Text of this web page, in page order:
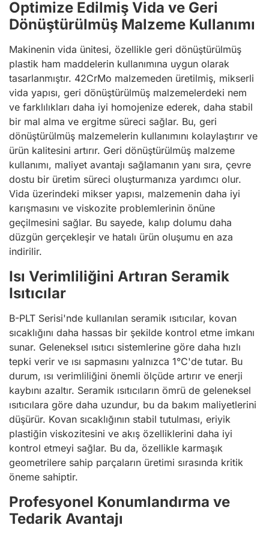
Optimize Edilmiş Vida ve Geri
Dönüştürülmüş Malzeme Kullanımı
Makinenin vida ünitesi, özellikle geri dönüştürülmüş
plastik ham maddelerin kullanımına uygun olarak
tasarlanmıştır. 42CrMo malzemeden üretilmiş, mikserli
vida yapısı, geri dönüştürülmüş malzemelerdeki nem
ve farklılıkları daha iyi homojenize ederek, daha stabil
bir mal alma ve ergitme süreci sağlar. Bu, geri
dönüştürülmüş malzemelerin kullanımını kolaylaştırır ve
ürün kalitesini artırır. Geri dönüştürülmüş malzeme
kullanımı, maliyet avantajı sağlamanın yanı sıra, çevre
dostu bir üretim süreci oluşturmanıza yardımcı olur.
Vida üzerindeki mikser yapısı, malzemenin daha iyi
karışmasını ve viskozite problemlerinin önüne
geçilmesini sağlar. Bu sayede, kalıp dolumu daha
düzgün gerçekleşir ve hatalı ürün oluşumu en aza
indirilir.
Isı Verimliliğini Artıran Seramik
Isıtıcılar
B-PLT Serisi'nde kullanılan seramik ısıtıcılar, kovan
sıcaklığını daha hassas bir şekilde kontrol etme imkanı
sunar. Geleneksel ısıtıcı sistemlerine göre daha hızlı
tepki verir ve ısı sapmasını yalnızca 1°C'de tutar. Bu
durum, ısı verimliliğini önemli ölçüde artırır ve enerji
kaybını azaltır. Seramik ısıtıcıların ömrü de geleneksel
ısıtıcılara göre daha uzundur, bu da bakım maliyetlerini
düşürür. Kovan sıcaklığının stabil tutulması, eriyik
plastiğin viskozitesini ve akış özelliklerini daha iyi
kontrol etmeyi sağlar. Bu da, özellikle karmaşık
geometrilere sahip parçaların üretimi sırasında kritik
öneme sahiptir.
Profesyonel Konumlandırma ve
Tedarik Avantajı